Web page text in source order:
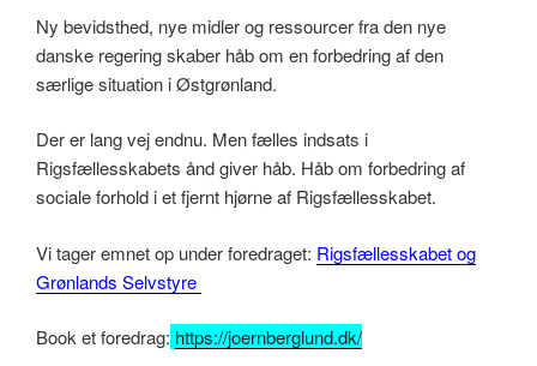
Ny bevidsthed, nye midler og ressourcer fra den nye
danske regering skaber håb om en forbedring af den
særlige situation i Østgrønland.
Der er lang vej endnu. Men fælles indsats i
Rigsfællesskabets ånd giver håb. Håb om forbedring af
sociale forhold i et fjernt hjørne af Rigsfællesskabet.
Vi tager emnet op under foredraget: Rigsfællesskabet og
Grønlands Selvstyre
Book et foredrag: https://joernberglund.dk/